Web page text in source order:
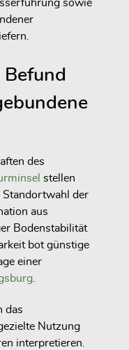
sowie
des
stellen
Standortwahl der
aus
Bodenstabilität
bot günstige
einer
.
das
Nutzung
interpretieren.